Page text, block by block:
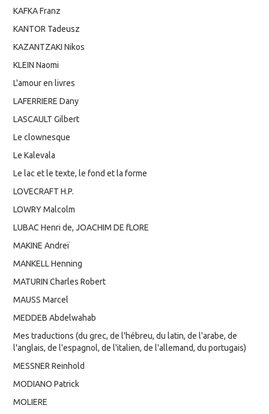
KAFKA Franz
KANTOR Tadeusz
KAZANTZAKI Nikos
KLEIN Naomi
L'amour en livres
LAFERRIERE Dany
LASCAULT Gilbert
Le clownesque
Le Kalevala
Le lac et le texte, le fond et la forme
LOVECRAFT H.P.
LOWRY Malcolm
LUBAC Henri de, JOACHIM DE fLORE
MAKINE Andreï
MANKELL Henning
MATURIN Charles Robert
MAUSS Marcel
MEDDEB Abdelwahab
Mes traductions (du grec, de l'hébreu, du latin, de l'arabe, de
l'anglais, de l'espagnol, de l'italien, de l'allemand, du portugais)
MESSNER Reinhold
MODIANO Patrick
MOLIERE